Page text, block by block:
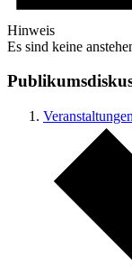
Hinweis
Es sind keine
Veranstaltungen